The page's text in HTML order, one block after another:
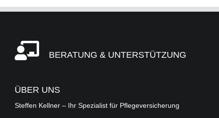
BERATUNG & UNTERSTÜTZUNG
ÜBER UNS
Steffen Kellner – Ihr Spezialist für Pflegeversicherung